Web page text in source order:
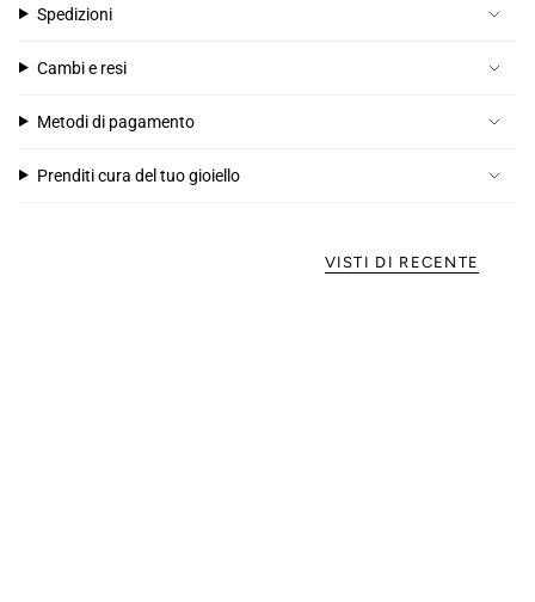
Spedizioni
Cambi e resi
Metodi di pagamento
Prenditi cura del tuo gioiello
VISTI DI RECENTE